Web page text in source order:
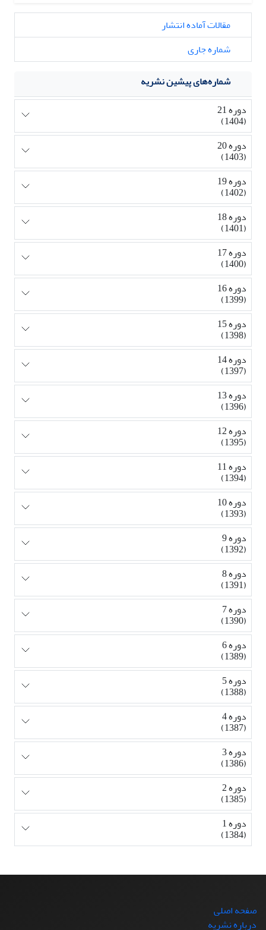
مقالات آماده انتشار
شماره جاری
شماره‌های پیشین نشریه
دوره 21
(1404)
دوره 20
(1403)
دوره 19
(1402)
دوره 18
(1401)
دوره 17
(1400)
دوره 16
(1399)
دوره 15
(1398)
دوره 14
(1397)
دوره 13
(1396)
دوره 12
(1395)
دوره 11
(1394)
دوره 10
(1393)
دوره 9
(1392)
دوره 8
(1391)
دوره 7
(1390)
دوره 6
(1389)
دوره 5
(1388)
دوره 4
(1387)
دوره 3
(1386)
دوره 2
(1385)
دوره 1
(1384)
صفحه اصلی
درباره نشریه